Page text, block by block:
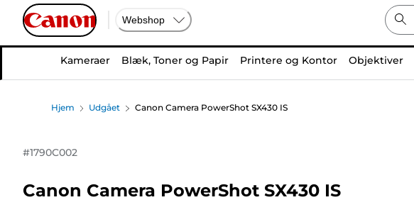
Webshop
Kameraer Blæk, Toner og Papir Printere og Kontor Objektiver
Hjem Udgået Canon Camera PowerShot SX430 IS
#1790C002
Canon Camera PowerShot SX430 IS